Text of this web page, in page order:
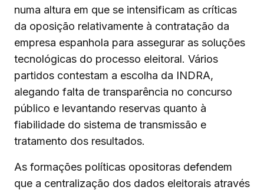
numa altura em que se intensificam as críticas
da oposição relativamente à contratação da
empresa espanhola para assegurar as soluções
tecnológicas do processo eleitoral. Vários
partidos contestam a escolha da INDRA,
alegando falta de transparência no concurso
público e levantando reservas quanto à
fiabilidade do sistema de transmissão e
tratamento dos resultados.
As formações políticas opositoras defendem
que a centralização dos dados eleitorais através